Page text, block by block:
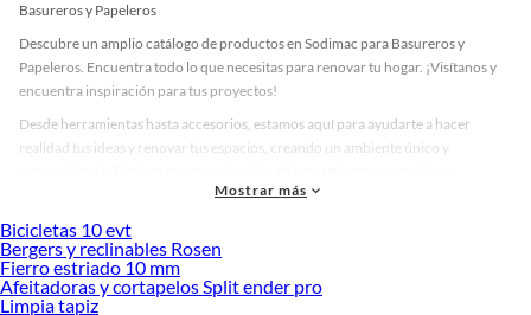
Basureros y Papeleros
Descubre un amplio catálogo de productos en Sodimac para Basureros y
Papeleros. Encuentra todo lo que necesitas para renovar tu hogar. ¡Visítanos y
encuentra inspiración para tus proyectos!
Desde herramientas hasta accesorios, estamos aquí para ayudarte a hacer
realidad tus ideas y renovar tus espacios, creando un ambiente único y
accesorios de calidad que te ayudarán a crear un espacio más tú.
Desde remodelaciones hasta proyectos de decoración, estamos aquí para hacer
tus ideas realidad. ¡Visítanos y encuentra todo lo que tenemos para ofrecerte en
Basureros y Papeleros!
Explora la variedad de productos de Basureros y Papeleros en Sodimac
Mostrar más
Bicicletas 10 evt
Bergers y reclinables Rosen
Fierro estriado 10 mm
Afeitadoras y cortapelos Split ender pro
Limpia tapiz